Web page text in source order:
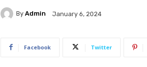
By Admin January 6, 2024
Facebook Twitter